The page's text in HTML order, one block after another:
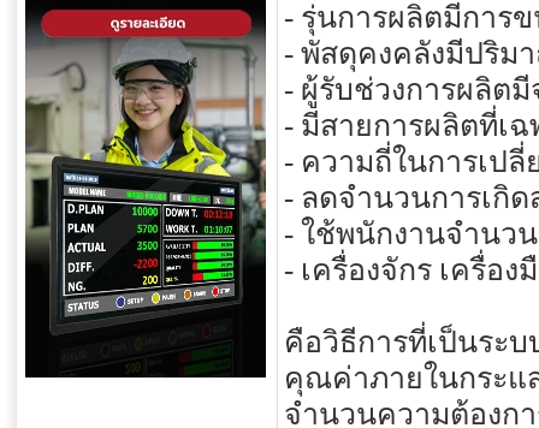
- รุ่นการผลิตมีการข
- พัสดุคงคลังมีปริม
- ผู้รับช่วงการผลิต
- มีสายการผลิตที่เ
- ความถี่ในการเป
- ลดจำนวนการเกิ
- ใช้พนักงานจำนว
- เครื่องจักร เครื่อ
คือวิธีการที่เป็นระ
คุณค่าภายในกระแ
จำนวนความต้องกา